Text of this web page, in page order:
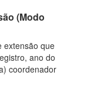
(Modo
extensão que
ano do
coordenador